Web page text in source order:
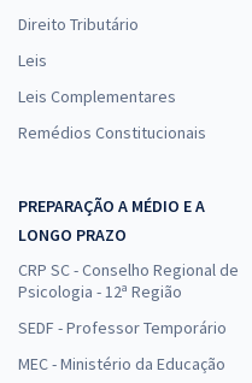
Direito Tributário
Leis
Leis Complementares
Remédios Constitucionais
PREPARAÇÃO A MÉDIO E A
LONGO PRAZO
CRP SC - Conselho Regional de
Psicologia - 12ª Região
SEDF - Professor Temporário
MEC - Ministério da Educação